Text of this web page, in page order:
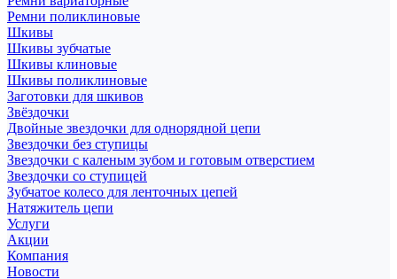
Ремни поликлиновые
Шкивы
Шкивы зубчатые
Шкивы клиновые
Шкивы поликлиновые
Заготовки для шкивов
Звёздочки
Двойные звездочки для однорядной цепи
Звездочки без ступицы
Звездочки с каленым зубом и готовым отверстием
Звездочки со ступицей
Зубчатое колесо для ленточных цепей
Натяжитель цепи
Услуги
Акции
Компания
Новости